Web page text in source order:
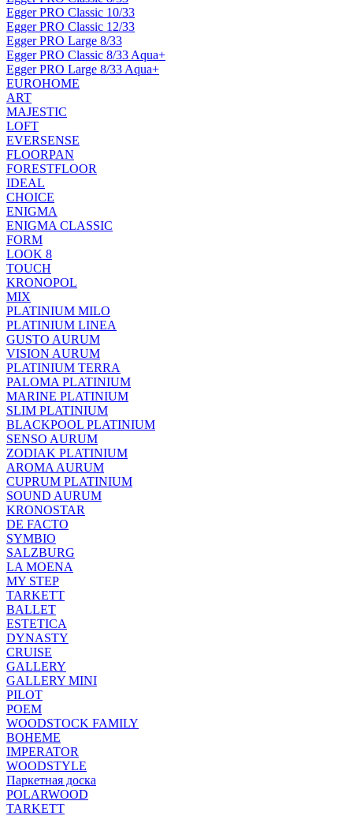
Egger PRO Classic 10/33
Egger PRO Classic 12/33
Egger PRO Large 8/33
Egger PRO Classic 8/33 Aqua+
Egger PRO Large 8/33 Aqua+
EUROHOME
ART
MAJESTIC
LOFT
EVERSENSE
FLOORPAN
FORESTFLOOR
IDEAL
CHOICE
ENIGMA
ENIGMA CLASSIC
FORM
LOOK 8
TOUCH
KRONOPOL
MIX
PLATINIUM MILO
PLATINIUM LINEA
GUSTO AURUM
VISION AURUM
PLATINIUM TERRA
PALOMA PLATINIUM
MARINE PLATINIUM
SLIM PLATINIUM
BLACKPOOL PLATINIUM
SENSO AURUM
ZODIAK PLATINIUM
AROMA AURUM
CUPRUM PLATINIUM
SOUND AURUM
KRONOSTAR
DE FACTO
SYMBIO
SALZBURG
LA MOENA
MY STEP
TARKETT
BALLET
ESTETICA
DYNASTY
CRUISE
GALLERY
GALLERY MINI
PILOT
POEM
WOODSTOCK FAMILY
BOHEME
IMPERATOR
WOODSTYLE
Паркетная доска
POLARWOOD
TARKETT